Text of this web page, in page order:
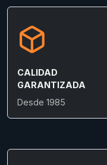
CALIDAD
GARANTIZADA
Desde 1985